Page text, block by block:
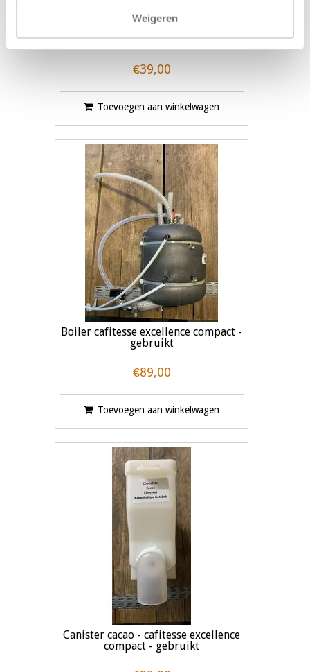
Weigeren
compact - gebruikt
€39,00
Toevoegen aan winkelwagen
Boiler cafitesse excellence compact -
gebruikt
€89,00
Toevoegen aan winkelwagen
Canister cacao - cafitesse excellence
compact - gebruikt